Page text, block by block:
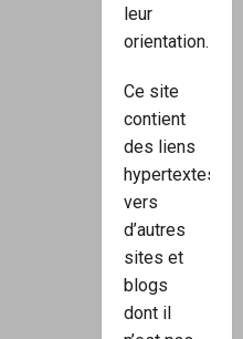
leur
orientation.
Ce site
contient
des liens
hypertextes
vers
d’autres
sites et
blogs
dont il